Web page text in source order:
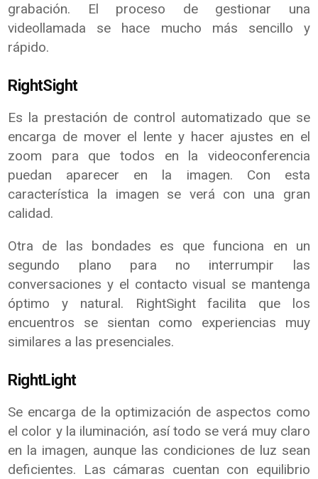
grabación. El proceso de gestionar una
videollamada se hace mucho más sencillo y
rápido.
RightSight
Es la prestación de control automatizado que se
encarga de mover el lente y hacer ajustes en el
zoom para que todos en la videoconferencia
puedan aparecer en la imagen. Con esta
característica la imagen se verá con una gran
calidad.
Otra de las bondades es que funciona en un
segundo plano para no interrumpir las
conversaciones y el contacto visual se mantenga
óptimo y natural. RightSight facilita que los
encuentros se sientan como experiencias muy
similares a las presenciales.
RightLight
Se encarga de la optimización de aspectos como
el color y la iluminación, así todo se verá muy claro
en la imagen, aunque las condiciones de luz sean
deficientes. Las cámaras cuentan con equilibrio